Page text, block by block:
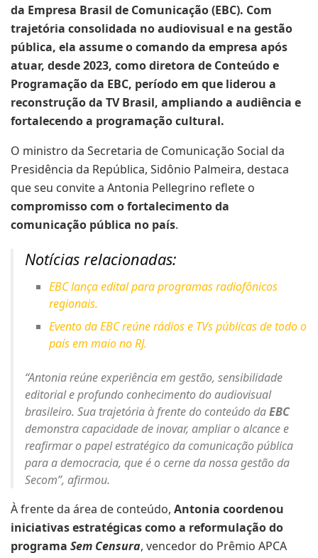
da Empresa Brasil de Comunicação (EBC). Com
trajetória consolidada no audiovisual e na gestão
pública, ela assume o comando da empresa após
atuar, desde 2023, como diretora de Conteúdo e
Programação da EBC, período em que liderou a
reconstrução da TV Brasil, ampliando a audiência e
fortalecendo a programação cultural.
O ministro da Secretaria de Comunicação Social da
Presidência da República, Sidônio Palmeira, destaca
que seu convite a Antonia Pellegrino reflete o
compromisso com o fortalecimento da
comunicação pública no país.
Notícias relacionadas:
EBC lança edital para programas radiofônicos
regionais.
Evento da EBC reúne rádios e TVs públicas de todo o
país em maio no RJ.
“Antonia reúne experiência em gestão, sensibilidade
editorial e profundo conhecimento do audiovisual
brasileiro. Sua trajetória à frente do conteúdo daEBC
demonstra capacidade de inovar, ampliar o alcance e
reafirmar o papel estratégico da comunicação pública
para a democracia, que é o cerne da nossa gestão da
Secom”, afirmou.
À frente da área de conteúdo, Antonia coordenou
iniciativas estratégicas como a reformulação do
programa Sem Censura, vencedor do Prêmio APCA